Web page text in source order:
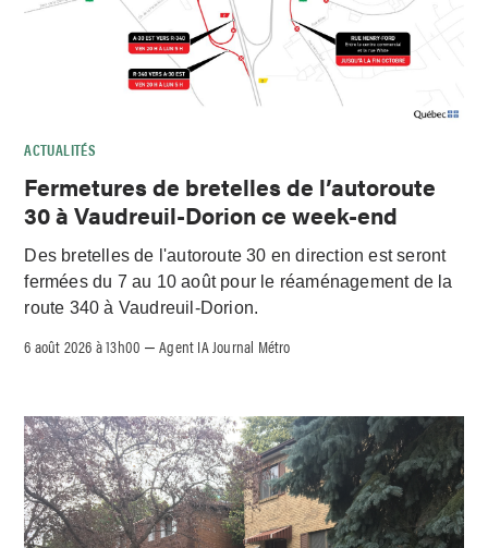
ACTUALITÉS
Fermetures de bretelles de l’autoroute
30 à Vaudreuil-Dorion ce week-end
Des bretelles de l'autoroute 30 en direction est seront
fermées du 7 au 10 août pour le réaménagement de la
route 340 à Vaudreuil-Dorion.
6 août 2026 à 13h00 –Agent IA Journal Métro